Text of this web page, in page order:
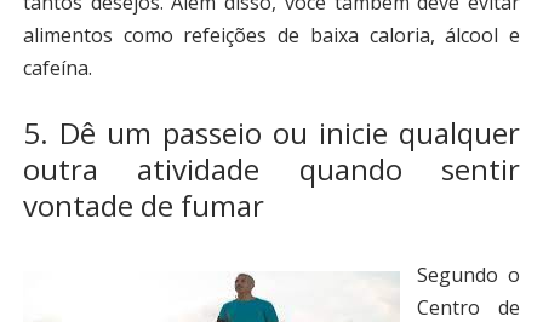
alimentos como refeições de baixa caloria, álcool e
cafeína.
5. Dê um passeio ou inicie qualquer
outra atividade quando sentir
vontade de fumar
Segundo o
Centro de